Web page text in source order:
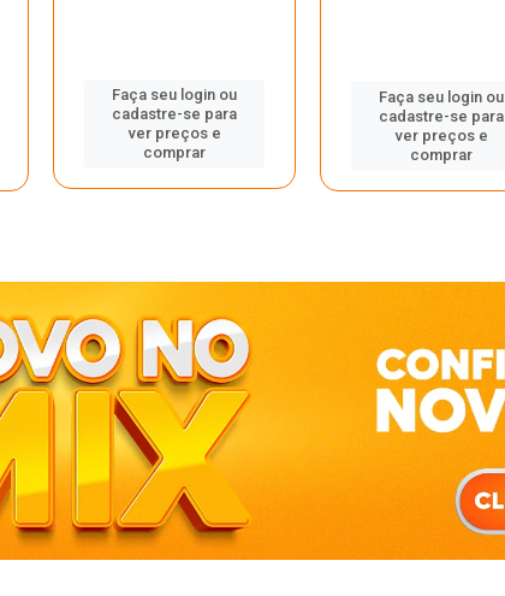
Faça seu login ou
cadastre-se para
ver preços e
comprar
Faça seu login ou
cadastre-se para
ver preços e
comprar